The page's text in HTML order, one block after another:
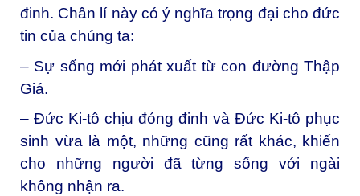
đinh. Chân lí này có ý nghĩa trọng đại cho đức
tin của chúng ta:
– Sự sống mới phát xuất từ con đường Thập
Giá.
– Đức Ki-tô chịu đóng đinh và Đức Ki-tô phục
sinh vừa là một, những cũng rất khác, khiến
cho những người đã từng sống với ngài
không nhận ra.